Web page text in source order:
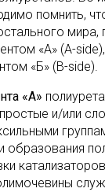
помнить,
мира,
«А» (A-
«Б» (B-side).
«А»
и/или
образования